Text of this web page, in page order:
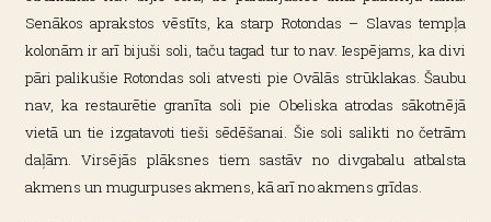
Senākos aprakstos vēstīts, ka starp Rotondas – Slavas tempļa
kolonām ir arī bijuši soli, taču tagad tur to nav. Iespējams, ka divi
pāri palikušie Rotondas soli atvesti pie Ovālās strūklakas. Šaubu
nav, ka restaurētie granīta soli pie Obeliska atrodas sākotnējā
vietā un tie izgatavoti tieši sēdēšanai. Šie soli salikti no četrām
daļām. Virsējās plāksnes tiem sastāv no divgabalu atbalsta
akmens un mugurpuses akmens, kā arī no akmens grīdas.